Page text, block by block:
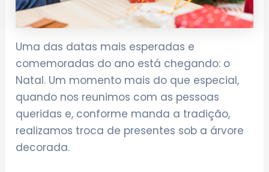
Uma das datas mais esperadas e
comemoradas do ano está chegando: o
Natal. Um momento mais do que especial,
quando nos reunimos com as pessoas
queridas e, conforme manda a tradição,
realizamos troca de presentes sob a árvore
decorada.